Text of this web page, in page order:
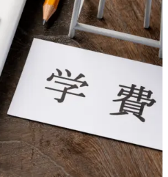
用
費用
の学費を抑える方法
活用する
付金制度を利用する
学費免除制度を利用する
ぶ
の学費に関するよくある質問